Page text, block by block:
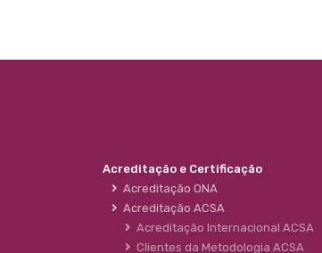
Acreditação e Certificação
Acreditação ONA
Acreditação ACSA
Acreditação Internacional ACSA
Clientes da Metodologia ACSA